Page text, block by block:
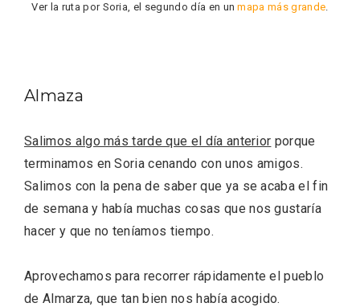
Ver la ruta por Soria, el segundo día en un mapa más grande.
Almaza
Salimos algo más tarde que el día anterior porque
terminamos en Soria cenando con unos amigos.
Salimos con la pena de saber que ya se acaba el fin
de semana y había muchas cosas que nos gustaría
hacer y que no teníamos tiempo.
Aprovechamos para recorrer rápidamente el pueblo
de Almarza, que tan bien nos había acogido.
Velay, una imagen renovada para el
vermouth de Valladolid